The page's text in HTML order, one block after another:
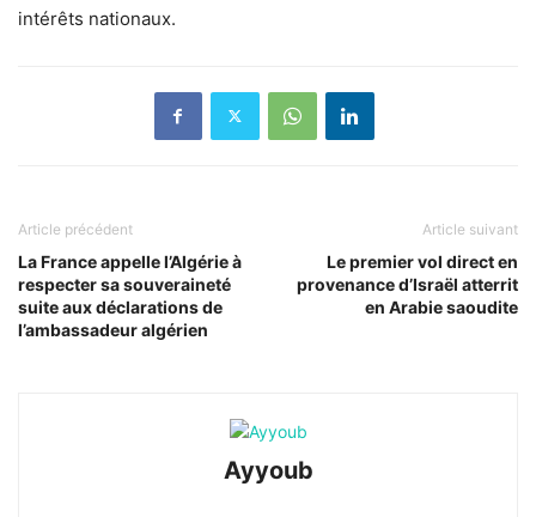
intérêts nationaux.
Article précédent
La France appelle l’Algérie à
respecter sa souveraineté
suite aux déclarations de
l’ambassadeur algérien
Article suivant
Le premier vol direct en
provenance d’Israël atterrit
en Arabie saoudite
Ayyoub